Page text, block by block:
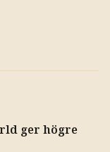
ger högre